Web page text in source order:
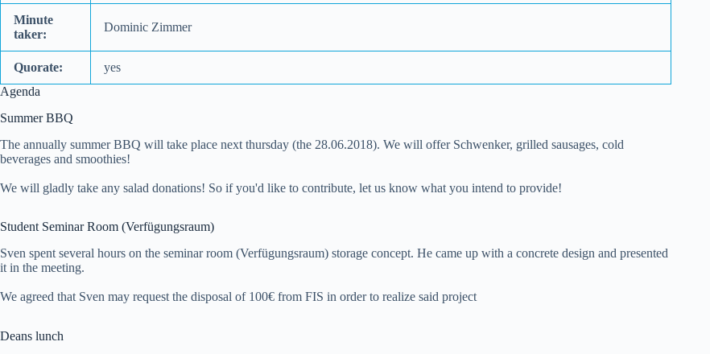
Minute
taker:
Dominic Zimmer
Quorate:
yes
Agenda
Summer BBQ
The annually summer BBQ will take place next thursday (the 28.06.2018). We will offer Schwenker, grilled sausages, cold
beverages and smoothies!
We will gladly take any salad donations! So if you'd like to contribute, let us know what you intend to provide!
Student Seminar Room (Verfügungsraum)
Sven spent several hours on the seminar room (Verfügungsraum) storage concept. He came up with a concrete design and presented
it in the meeting.
We agreed that Sven may request the disposal of 100€ from FIS in order to realize said project
Deans lunch